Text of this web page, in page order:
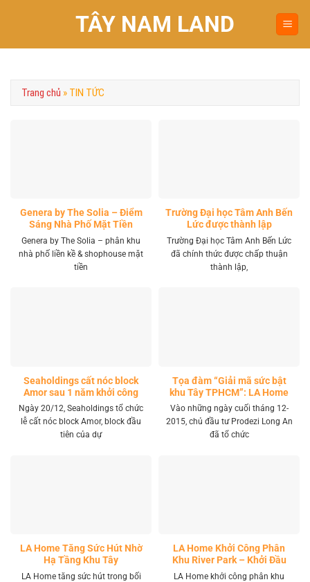
TÂY NAM LAND
Trang chủ » TIN TỨC
Genera by The Solia – Điểm
Sáng Nhà Phố Mặt Tiền
Vành Đai 4 Khu Tây
Genera by The Solia – phân khu
nhà phố liền kề & shophouse mặt
tiền
Trường Đại học Tâm Anh Bến
Lức được thành lập
Trường Đại học Tâm Anh Bến Lức
đã chính thức được chấp thuận
thành lập,
Seaholdings cất nóc block
Amor sau 1 năm khởi công
Ngày 20/12, Seaholdings tổ chức
lễ cất nóc block Amor, block đầu
tiên của dự
Tọa đàm “Giải mã sức bật
khu Tây TPHCM”: LA Home
khai mở tọa độ đầu tư mới
Vào những ngày cuối tháng 12-
2015, chủ đầu tư Prodezi Long An
đã tổ chức
LA Home Tăng Sức Hút Nhờ
Hạ Tầng Khu Tây
LA Home tăng sức hút trong bối
LA Home Khởi Công Phân
Khu River Park – Khởi Đầu
Giai Đoạn Phát Triển Mới
LA Home khởi công phân khu